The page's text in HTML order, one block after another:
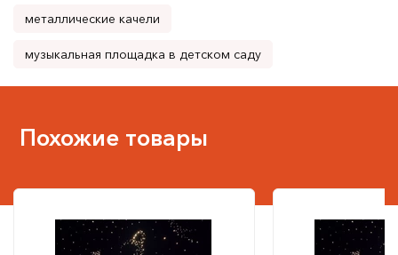
металлические качели
музыкальная площадка в детском саду
Похожие товары